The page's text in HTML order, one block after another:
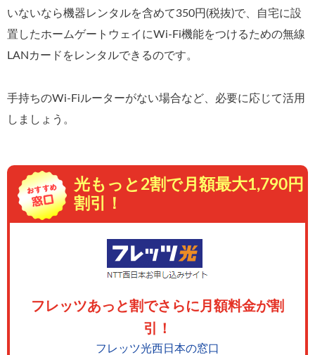
いないなら機器レンタルを含めて350円(税抜)で、自宅に設
置したホームゲートウェイにWi-Fi機能をつけるための無線
LANカードをレンタルできるのです。
手持ちのWi-Fiルーターがない場合など、必要に応じて活用
しましょう。
光もっと2割で月額最大1,790円
割引！
フレッツあっと割でさらに月額料金が割
引！
フレッツ光西日本の窓口